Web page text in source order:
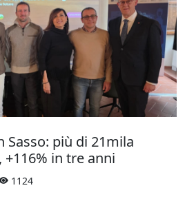
Sasso: più di 21mila
+116% in tre anni
1124